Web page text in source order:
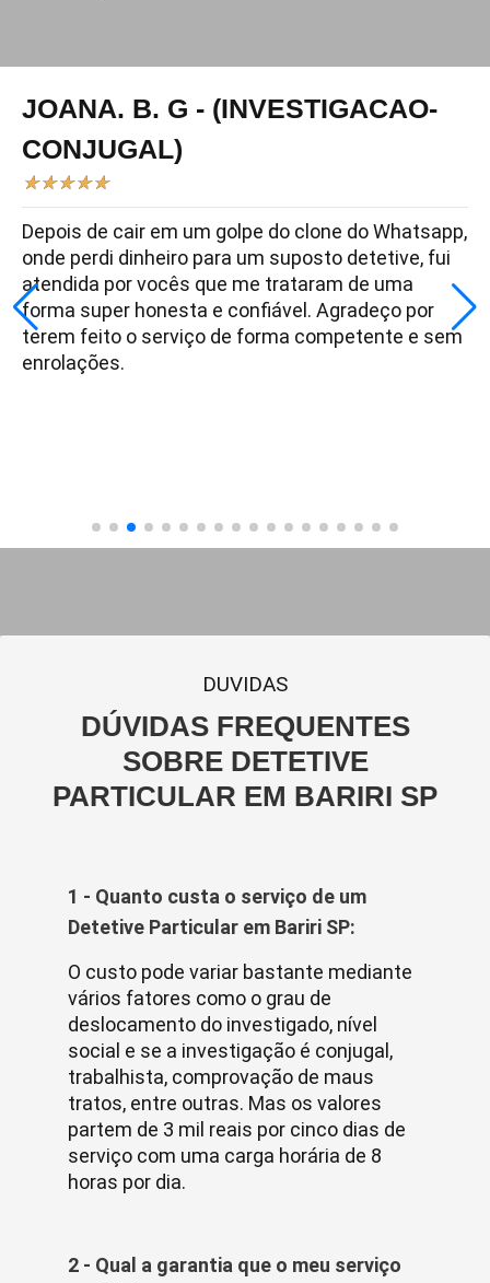
JOANA. B. G - (INVESTIGACAO-
CONJUGAL)
★★★★★
Depois de cair em um golpe do clone do Whatsapp,
onde perdi dinheiro para um suposto detetive, fui
atendida por vocês que me trataram de uma
forma super honesta e confiável. Agradeço por
terem feito o serviço de forma competente e sem
enrolações.
DUVIDAS
DÚVIDAS FREQUENTES
SOBRE DETETIVE
PARTICULAR EM BARIRI SP
1 - Quanto custa o serviço de um
Detetive Particular em Bariri SP:
O custo pode variar bastante mediante
vários fatores como o grau de
deslocamento do investigado, nível
social e se a investigação é conjugal,
trabalhista, comprovação de maus
tratos, entre outras. Mas os valores
partem de 3 mil reais por cinco dias de
serviço com uma carga horária de 8
horas por dia.
2 - Qual a garantia que o meu serviço